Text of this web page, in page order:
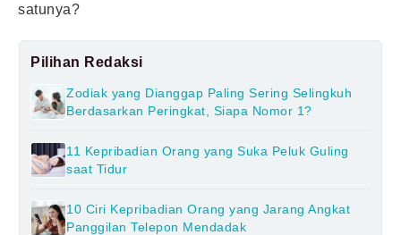
satunya?
Pilihan Redaksi
Zodiak yang Dianggap Paling Sering Selingkuh
Berdasarkan Peringkat, Siapa Nomor 1?
11 Kepribadian Orang yang Suka Peluk Guling
saat Tidur
10 Ciri Kepribadian Orang yang Jarang Angkat
Panggilan Telepon Mendadak